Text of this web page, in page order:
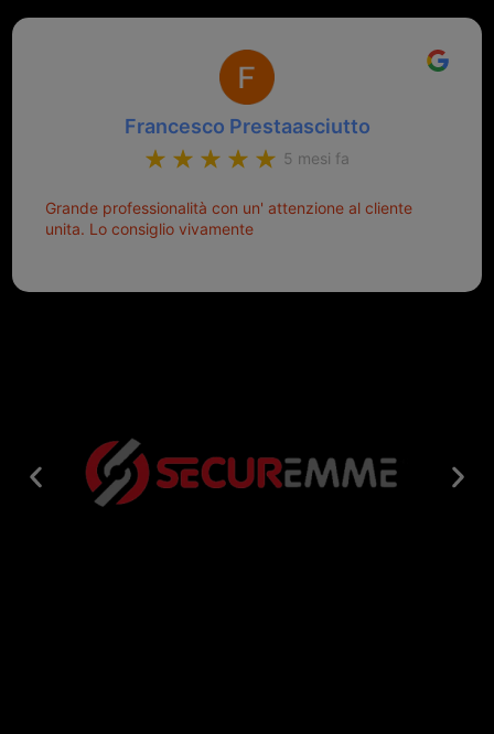
Francesco Prestaasciutto
5 mesi fa
Grande professionalità con un' attenzione al cliente
unita. Lo consiglio vivamente